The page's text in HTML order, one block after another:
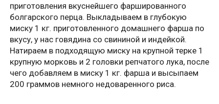
приготовления вкуснейшего фаршированного
болгарского перца. Выкладываем в глубокую
миску 1 кг. приготовленного домашнего фарша по
вкусу, у нас говядина со свининой и индейкой.
Натираем в подходящую миску на крупной терке 1
крупную морковь и 2 головки репчатого лука, после
чего добавляем в миску 1 кг. фарша и высыпаем
200 граммов немного недоваренного риса.